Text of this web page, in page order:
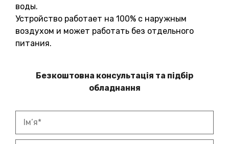
воды.
Устройство работает на 100% с наружным
воздухом и может работать без отдельного
питания.
Безкоштовна консультація та підбір
обладнання